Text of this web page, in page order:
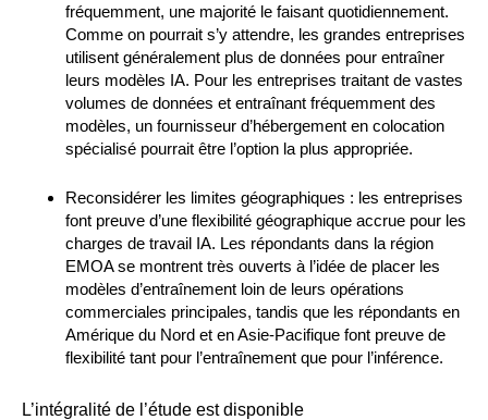
fréquemment, une majorité le faisant quotidiennement.
Comme on pourrait s’y attendre, les grandes entreprises
utilisent généralement plus de données pour entraîner
leurs modèles IA. Pour les entreprises traitant de vastes
volumes de données et entraînant fréquemment des
modèles, un fournisseur d’hébergement en colocation
spécialisé pourrait être l’option la plus appropriée.
Reconsidérer les limites géographiques : les entreprises
font preuve d’une flexibilité géographique accrue pour les
charges de travail IA. Les répondants dans la région
EMOA se montrent très ouverts à l’idée de placer les
modèles d’entraînement loin de leurs opérations
commerciales principales, tandis que les répondants en
Amérique du Nord et en Asie-Pacifique font preuve de
flexibilité tant pour l’entraînement que pour l’inférence.
L’intégralité de l’étude est disponible